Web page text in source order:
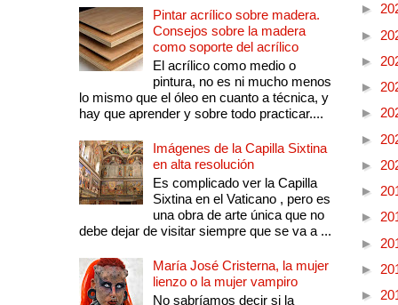
Pintar acrílico sobre madera.
Consejos sobre la madera
como soporte del acrílico
El acrílico como medio o
pintura, no es ni mucho menos
lo mismo que el óleo en cuanto a técnica, y
hay que aprender y sobre todo practicar....
Imágenes de la Capilla Sixtina
en alta resolución
Es complicado ver la Capilla
Sixtina en el Vaticano , pero es
una obra de arte única que no
debe dejar de visitar siempre que se va a ...
María José Cristerna, la mujer
lienzo o la mujer vampiro
No sabríamos decir si la
►
►
►
►
►
►
►
►
►
►
►
►